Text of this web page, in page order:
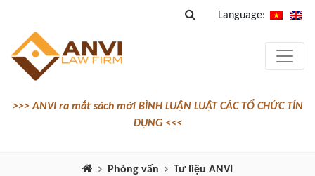
Language:
>>> ANVI ra mắt sách mới BÌNH LUẬN LUẬT CÁC TỔ CHỨC TÍN
DỤNG <<<
Phỏng vấn Tư liệu ANVI